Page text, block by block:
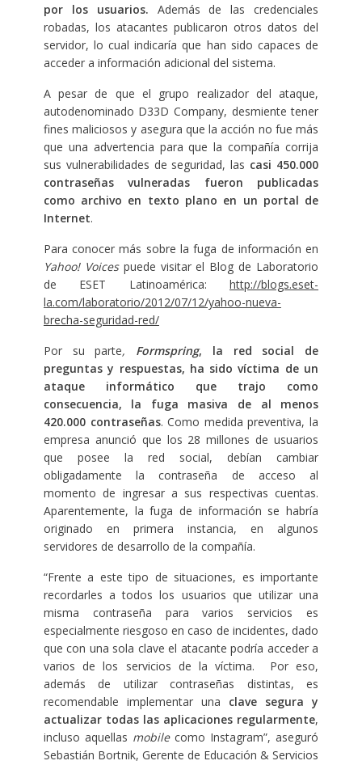
por los usuarios. Además de las credenciales
robadas, los atacantes publicaron otros datos del
servidor, lo cual indicaría que han sido capaces de
acceder a información adicional del sistema.
A pesar de que el grupo realizador del ataque,
autodenominado D33D Company, desmiente tener
fines maliciosos y asegura que la acción no fue más
que una advertencia para que la compañía corrija
sus vulnerabilidades de seguridad, las casi 450.000
contraseñas vulneradas fueron publicadas
como archivo en texto plano en un portal de
Internet.
Para conocer más sobre la fuga de información en
Yahoo! Voicespuede visitar el Blog de Laboratorio
de ESET Latinoamérica:http://blogs.eset-
la.com/laboratorio/2012/07/12/yahoo-nueva-
brecha-seguridad-red/
Por su parte, Formspring, la red social de
preguntas y respuestas, ha sido víctima de un
ataque informático que trajo como
consecuencia, la
fuga masiva de al menos
420.000 contraseñas. Como medida preventiva, la
empresa anunció que los 28 millones de usuarios
que posee la red social, debían cambiar
obligadamente la contraseña de acceso al
momento de ingresar a sus respectivas cuentas.
Aparentemente, la fuga de información se habría
originado en primera instancia, en algunos
servidores de desarrollo de la compañía.
“Frente a este tipo de situaciones, es importante
recordarles a todos los usuarios que utilizar una
misma contraseña para varios servicios es
especialmente riesgoso en caso de incidentes, dado
que con una sola clave el atacante podría acceder a
varios de los servicios de la víctima. Por eso,
además de utilizar contraseñas distintas, es
recomendable implementar una clave segura y
actualizar todas las aplicaciones regularmente,
incluso aquellas mobilecomo Instagram”, aseguró
Sebastián Bortnik, Gerente de Educación & Servicios